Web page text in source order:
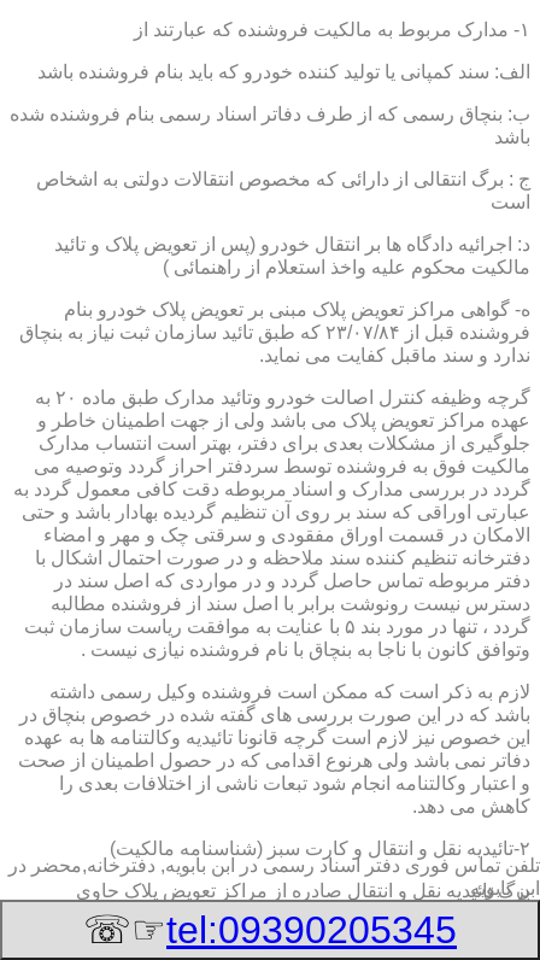
۱- مدارک مربوط به مالکیت فروشنده که عبارتند از
الف: سند کمپانی یا تولید کننده خودرو که باید بنام فروشنده باشد
ب: بنچاق رسمی که از طرف دفاتر اسناد رسمی بنام فروشنده شده
باشد
ج : برگ انتقالی از دارائی که مخصوص انتقالات دولتی به اشخاص
است
د: اجرائیه دادگاه ها بر انتقال خودرو (پس از تعویض پلاک و تائید
مالکیت محکوم علیه واخذ استعلام از راهنمائی )
ه- گواهی مراکز تعویض پلاک مبنی بر تعویض پلاک خودرو بنام
فروشنده قبل از ۲۳/۰۷/۸۴ که طبق تائید سازمان ثبت نیاز به بنچاق
ندارد و سند ماقبل کفایت می نماید.
گرچه وظیفه کنترل اصالت خودرو وتائید مدارک طبق ماده ۲۰ به
عهده مراکز تعویض پلاک می باشد ولی از جهت اطمینان خاطر و
جلوگیری از مشکلات بعدی برای دفتر، بهتر است انتساب مدارک
مالکیت فوق به فروشنده توسط سردفتر احراز گردد وتوصیه می
گردد در بررسی مدارک و اسناد مربوطه دقت کافی معمول گردد به
عبارتی اوراقی که سند بر روی آن تنظیم گردیده بهادار باشد و حتی
الامکان در قسمت اوراق مفقودی و سرقتی چک و مهر و امضاء
دفترخانه تنظیم کننده سند ملاحظه و در صورت احتمال اشکال با
دفتر مربوطه تماس حاصل گردد و در مواردی که اصل سند در
دسترس نیست رونوشت برابر با اصل سند از فروشنده مطالبه
گردد ، تنها در مورد بند ۵ با عنایت به موافقت ریاست سازمان ثبت
وتوافق کانون با ناجا به بنچاق با نام فروشنده نیازی نیست .
لازم به ذکر است که ممکن است فروشنده وکیل رسمی داشته
باشد که در این صورت بررسی های گفته شده در خصوص بنچاق در
این خصوص نیز لازم است گرچه قانونا تائیدیه وکالتنامه ها به عهده
دفاتر نمی باشد ولی هرنوع اقدامی که در حصول اطمینان از صحت
و اعتبار وکالتنامه انجام شود تبعات ناشی از اختلافات بعدی را
کاهش می دهد.
۲-تائیدیه نقل و انتقال و کارت سبز (شناسنامه مالکیت)
برگ تائیدیه نقل و انتقال صادره از مراکز تعویض پلاک حاوی
مشخصات کامل خودرو اعم از نوع ، سیستم ، مدل ، رنگ ، شماره
تلفن تماس فوری دفتر اسناد رسمی در ابن بابویه, دفترخانه,محضر در
ابن بابویه
tel:09390205345
☞☏